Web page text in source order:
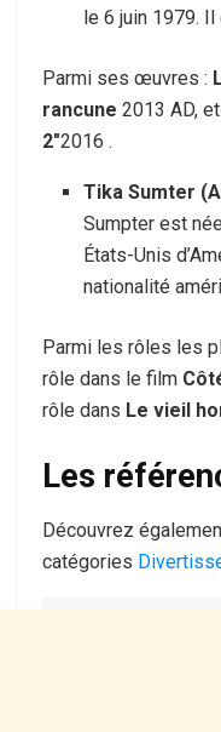
le 6 juin 1979.
Parmi ses œuvres :
rancune 2013 AD,
2″2016 .
Tika Sumter
Sumpter est
États-Unis
nationalité
Parmi les rôles les
rôle dans le film
rôle dans Le vieil
Les
Découvrez
catégories